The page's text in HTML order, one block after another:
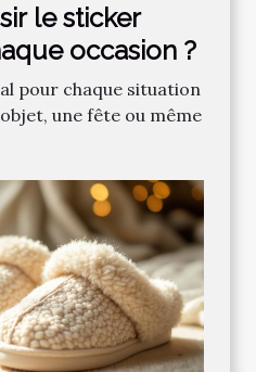
le sticker
occasion ?
pour chaque situation
une fête ou même